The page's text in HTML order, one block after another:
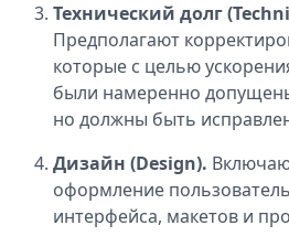
Технический долг
Предполагают
которые с целью
были намеренно
но должны быть
Дизайн (Design).
оформление
интерфейса, макетов и